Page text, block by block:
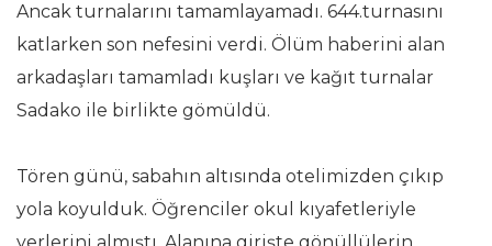
Ancak turnalarını tamamlayamadı. 644.turnasını
katlarken son nefesini verdi. Ölüm haberini alan
arkadaşları tamamladı kuşları ve kağıt turnalar
Sadako ile birlikte gömüldü.
Tören günü, sabahın altısında otelimizden çıkıp
yola koyulduk. Öğrenciler okul kıyafetleriyle